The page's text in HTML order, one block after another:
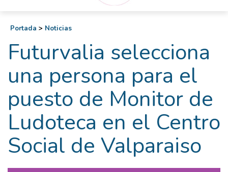
Portada > Noticias
Futurvalia selecciona
una persona para el
puesto de Monitor de
Ludoteca en el Centro
Social de Valparaiso